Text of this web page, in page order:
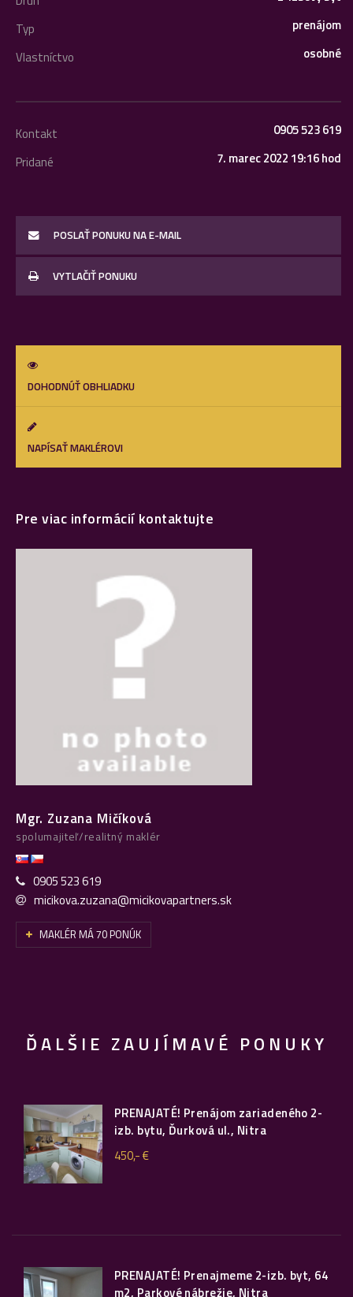
Typ
prenájom
Vlastníctvo
osobné
Kontakt
0905 523 619
Pridané
7. marec 2022 19:16 hod
POSLAŤ PONUKU NA E-MAIL
VYTLAČIŤ PONUKU
DOHODNÚŤ OBHLIADKU
NAPÍSAŤ MAKLÉROVI
Pre viac informácií kontaktujte
Mgr. Zuzana Mičíková
spolumajiteľ/realitný maklér
0905 523 619
micikova.zuzana@micikovapartners.sk
MAKLÉR MÁ 70 PONÚK
ĎALŠIE ZAUJÍMAVÉ PONUKY
PRENAJATÉ! Prenájom zariadeného 2-
izb. bytu, Ďurková ul., Nitra
450,- €
PRENAJATÉ! Prenajmeme 2-izb. byt, 64
m2, Parkové nábrežie, Nitra